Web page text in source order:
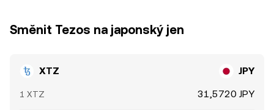
Směnit Tezos na japonský jen
XTZ JPY
1 XTZ 31,5720 JPY